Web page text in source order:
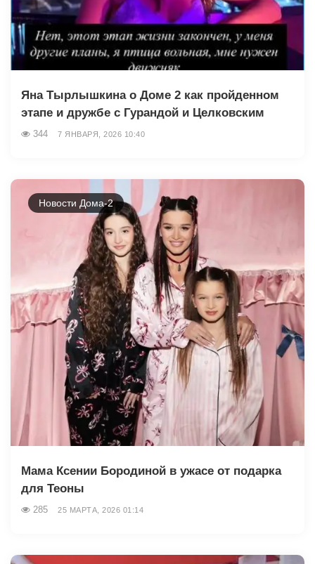
Яна Тырлышкина о Доме 2 как пройденном
этапе и дружбе с Гурандой и Целковским
344 7 ЯНВАРЯ, 2026 10:40
Новости Дома-2
Мама Ксении Бородиной в ужасе от подарка
для Теоны
285 25 МАРТА, 2026 01:14